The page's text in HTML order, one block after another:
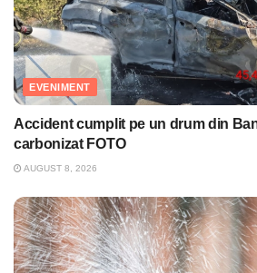
EVENIMENT
Accident cumplit pe un drum din
carbonizat FOTO
AUGUST 8, 2026